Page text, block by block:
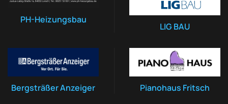
PH-Heizungsbau
LIG BAU
Bergsträßer Anzeiger Pianohaus Fritsch